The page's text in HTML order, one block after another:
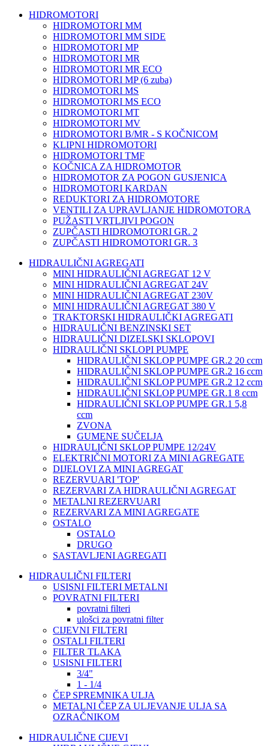
HIDROMOTORI
HIDROMOTORI MM
HIDROMOTORI MM SIDE
HIDROMOTORI MP
HIDROMOTORI MR
HIDROMOTORI MR ECO
HIDROMOTORI MP (6 zuba)
HIDROMOTORI MS
HIDROMOTORI MS ECO
HIDROMOTORI MT
HIDROMOTORI MV
HIDROMOTORI B/MR - S KOČNICOM
KLIPNI HIDROMOTORI
HIDROMOTORI TMF
KOČNICA ZA HIDROMOTOR
HIDROMOTOR ZA POGON GUSJENICA
HIDROMOTORI KARDAN
REDUKTORI ZA HIDROMOTORE
VENTILI ZA UPRAVLJANJE HIDROMOTORA
PUŽASTI VRTLJIVI POGON
ZUPČASTI HIDROMOTORI GR. 2
ZUPČASTI HIDROMOTORI GR. 3
HIDRAULIČNI AGREGATI
MINI HIDRAULIČNI AGREGAT 12 V
MINI HIDRAULIČNI AGREGAT 24V
MINI HIDRAULIČNI AGREGAT 230V
MINI HIDRAULIČNI AGREGAT 380 V
TRAKTORSKI HIDRAULIČKI AGREGATI
HIDRAULIČNI BENZINSKI SET
HIDRAULIČNI DIZELSKI SKLOPOVI
HIDRAULIČNI SKLOPI PUMPE
HIDRAULIČNI SKLOP PUMPE GR.2 20 ccm
HIDRAULIČNI SKLOP PUMPE GR.2 16 ccm
HIDRAULIČNI SKLOP PUMPE GR.2 12 ccm
HIDRAULIČNI SKLOP PUMPE GR.1 8 ccm
HIDRAULIČNI SKLOP PUMPE GR.1 5,8
ccm
ZVONA
GUMENE SUČELJA
HIDRAULIČNI SKLOP PUMPE 12/24V
ELEKTRIČNI MOTORI ZA MINI AGREGATE
DIJELOVI ZA MINI AGREGAT
REZERVUARI 'TOP'
REZERVARI ZA HIDRAULIČNI AGREGAT
METALNI REZERVUARI
REZERVARI ZA MINI AGREGATE
OSTALO
OSTALO
DRUGO
SASTAVLJENI AGREGATI
HIDRAULIČNI FILTERI
USISNI FILTERI METALNI
POVRATNI FILTERI
povratni filteri
ulošci za povratni filter
CIJEVNI FILTERI
OSTALI FILTERI
FILTER TLAKA
USISNI FILTERI
3/4"
1 - 1/4
ČEP SPREMNIKA ULJA
METALNI ČEP ZA ULJEVANJE ULJA SA
OZRAČNIKOM
HIDRAULIČNE CIJEVI